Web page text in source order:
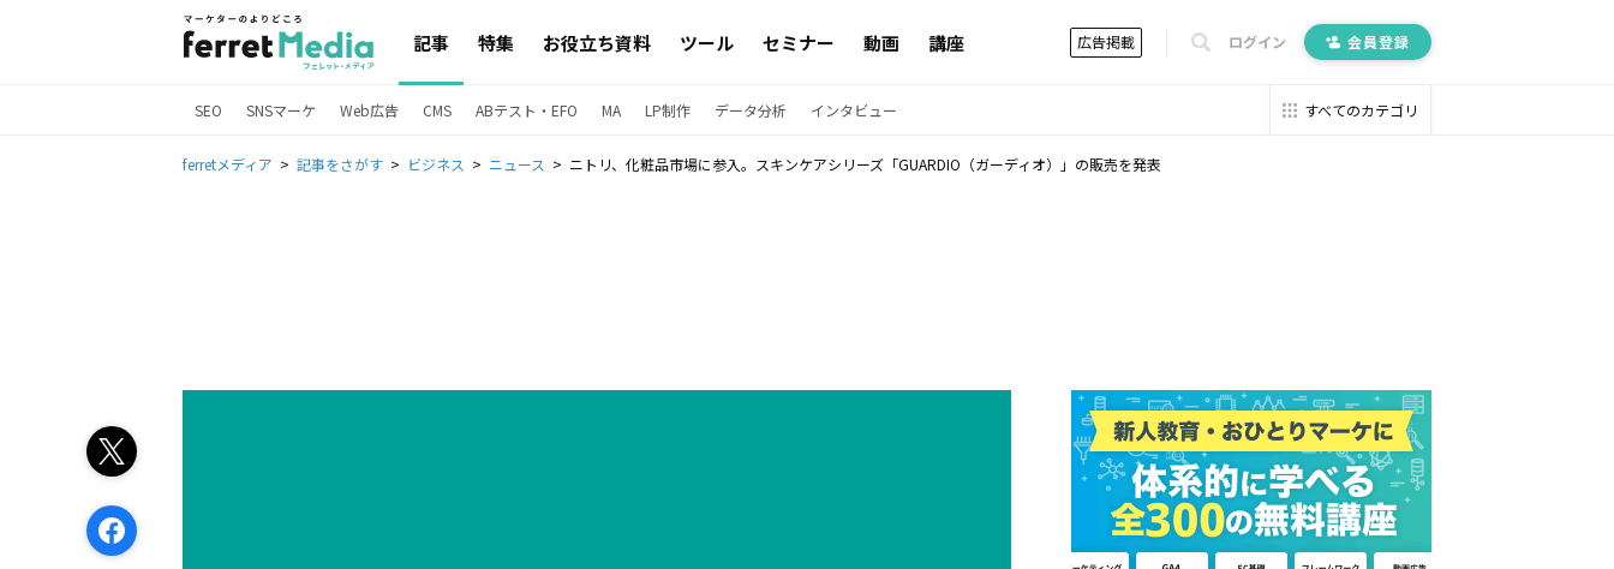
記事 特集 お役立ち資料 ツール セミナー 動画 講座 広告掲載 ログイン 会員登録
SEO SNSマーケ Web広告 CMS ABテスト・EFO MA LP制作 データ分析 インタビュー すべてのカテゴリ
ferretメディア 記事をさがす ビジネス ニュース ニトリ、化粧品市場に参入。スキンケアシリーズ「GUARDIO（ガーディオ）」の販売を発表